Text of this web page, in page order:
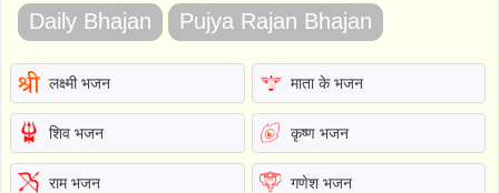
Daily Bhajan
Pujya Rajan Bhajan
लक्ष्मी भजन माता के भजन
शिव भजन कृष्ण भजन
राम भजन गणेश भजन